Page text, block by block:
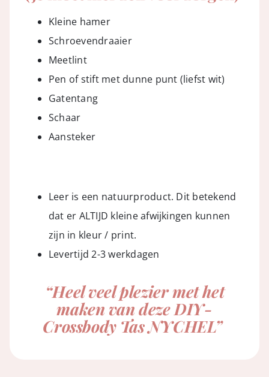
Kleine hamer
Schroevendraaier
Meetlint
Pen of stift met dunne punt (liefst wit)
Gatentang
Schaar
Aansteker
Leer is een natuurproduct. Dit betekend
dat er ALTIJD kleine afwijkingen kunnen
zijn in kleur / print.
Levertijd 2-3 werkdagen
“Heel veel plezier met het
maken van deze DIY-
Crossbody Tas NYCHEL”